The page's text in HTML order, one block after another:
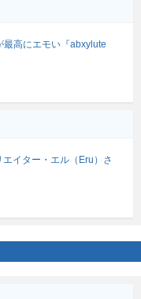
最高にエモい『abxylute
イター・エル（Eru）さ